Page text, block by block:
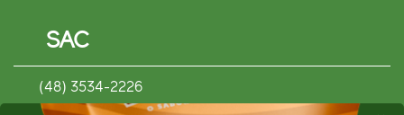
SAC
(48) 3534-2226